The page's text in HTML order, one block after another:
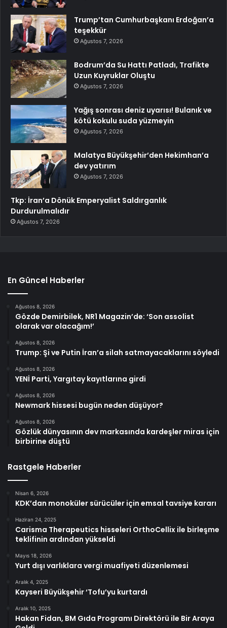
Trump’tan Cumhurbaşkanı Erdoğan’a
teşekkür
Ağustos 7, 2026
Bodrum’da Su Hattı Patladı, Trafikte
Uzun Kuyruklar Oluştu
Ağustos 7, 2026
Yağış sonrası deniz uyarısı! Bulanık ve
kötü kokulu suda yüzmeyin
Ağustos 7, 2026
Malatya Büyükşehir’den Hekimhan’a
dev yatırım
Ağustos 7, 2026
Tkp: İran’a Dönük Emperyalist Saldırganlık
Durdurulmalıdır
Ağustos 7, 2026
En Güncel Haberler
Ağustos 8, 2026
Gözde Demirbilek, NR1 Magazin’de: ‘Son assolist
olarak var olacağım!’
Ağustos 8, 2026
Trump: Şi ve Putin İran’a silah satmayacaklarını söyledi
Ağustos 8, 2026
YENİ Parti, Yargıtay kayıtlarına girdi
Ağustos 8, 2026
Newmark hissesi bugün neden düşüyor?
Ağustos 8, 2026
Gözlük dünyasının dev markasında kardeşler miras için
birbirine düştü
Rastgele Haberler
Nisan 6, 2026
KDK’dan monoküler sürücüler için emsal tavsiye kararı
Haziran 24, 2025
Carisma Therapeutics hisseleri OrthoCellix ile birleşme
teklifinin ardından yükseldi
Mayıs 18, 2026
Yurt dışı varlıklara vergi muafiyeti düzenlemesi
Aralık 4, 2025
Kayseri Büyükşehir ‘Tofu’yu kurtardı
Aralık 10, 2025
Hakan Fidan, BM Gıda Programı Direktörü ile Bir Araya